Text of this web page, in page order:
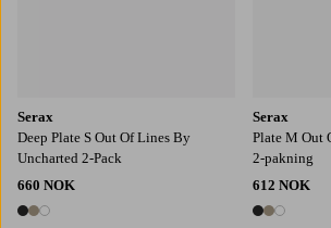
Serax
Deep Plate S Out Of Lines By
Uncharted 2-Pack
660 NOK
3 farger
Serax
Plate M Out
2-pakning
612 NOK
3 farger